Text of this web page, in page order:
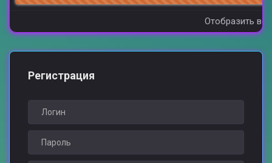
Отобразить
Регистрация